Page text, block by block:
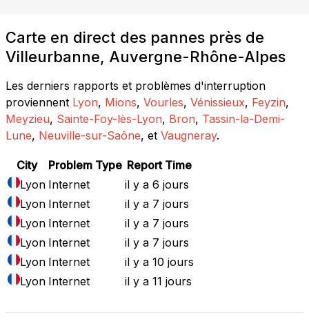
Carte en direct des pannes près de
Villeurbanne, Auvergne-Rhône-Alpes
Les derniers rapports et problèmes d'interruption
proviennent Lyon, Mions, Vourles, Vénissieux, Feyzin,
Meyzieu, Sainte-Foy-lès-Lyon, Bron, Tassin-la-Demi-
Lune, Neuville-sur-Saône, et Vaugneray.
City Problem Type Report Time
Lyon Internet
il y a 6 jours
Lyon Internet
il y a 7 jours
Lyon Internet
il y a 7 jours
Lyon Internet
il y a 7 jours
Lyon Internet
il y a 10 jours
Lyon Internet il y a 11 jours